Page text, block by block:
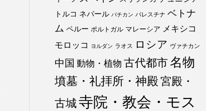
トルコ ネパール バチカン パレスチナ ベトナ
ム ペルー ポルトガル マレーシア メキシコ
モロッコ
ヨルダン ラオス ロシア ヴァチカン
中国 動物・植物 古代都市 名物
墳墓・礼拝所・神殿宮殿・
古城 寺院・教会・モス